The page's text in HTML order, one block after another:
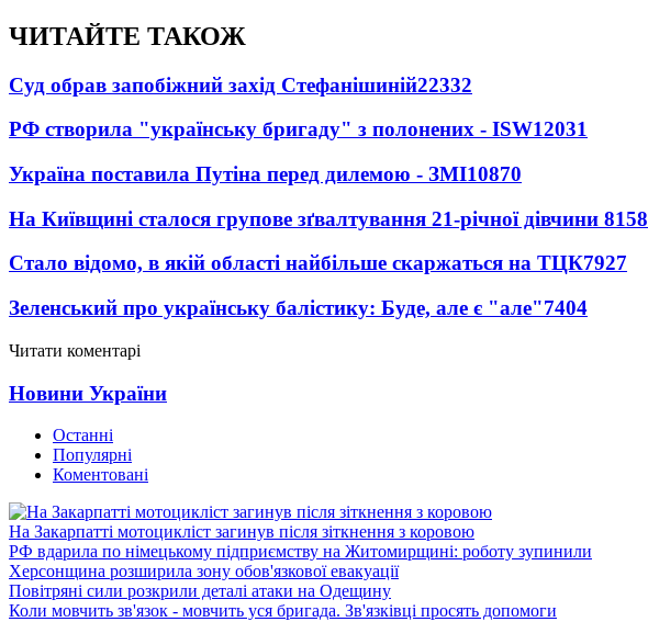
ЧИТАЙТЕ ТАКОЖ
Суд обрав запобіжний захід Стефанішиній22332
РФ створила "українську бригаду" з полонених - ISW12031
Україна поставила Путіна перед дилемою - ЗМІ10870
На Київщині сталося групове зґвалтування 21-річної дівчини 8158
Стало відомо, в якій області найбільше скаржаться на ТЦК7927
Зеленський про українську балістику: Буде, але є "але"7404
Читати коментарі
Новини України
Останні
Популярні
Коментовані
На Закарпатті мотоцикліст загинув після зіткнення з коровою
РФ вдарила по німецькому підприємству на Житомирщині: роботу зупинили
Херсонщина розширила зону обов'язкової евакуації
Повітряні сили розкрили деталі атаки на Одещину
Коли мовчить зв'язок - мовчить уся бригада. Зв'язківці просять допомоги